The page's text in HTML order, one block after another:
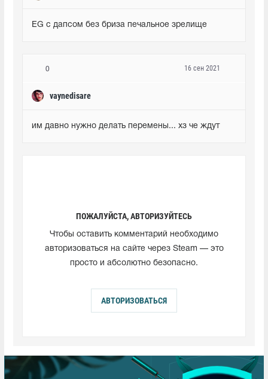
EG с дапсом без бриза печальное зрелище
0
vaynedisare
16 сен 2021
им давно нужно делать перемены... хз че ждут
ПОЖАЛУЙСТА, АВТОРИЗУЙТЕСЬ
Чтобы оставить комментарий необходимо
авторизоваться на сайте через Steam — это
просто и абсолютно безопасно.
АВТОРИЗОВАТЬСЯ